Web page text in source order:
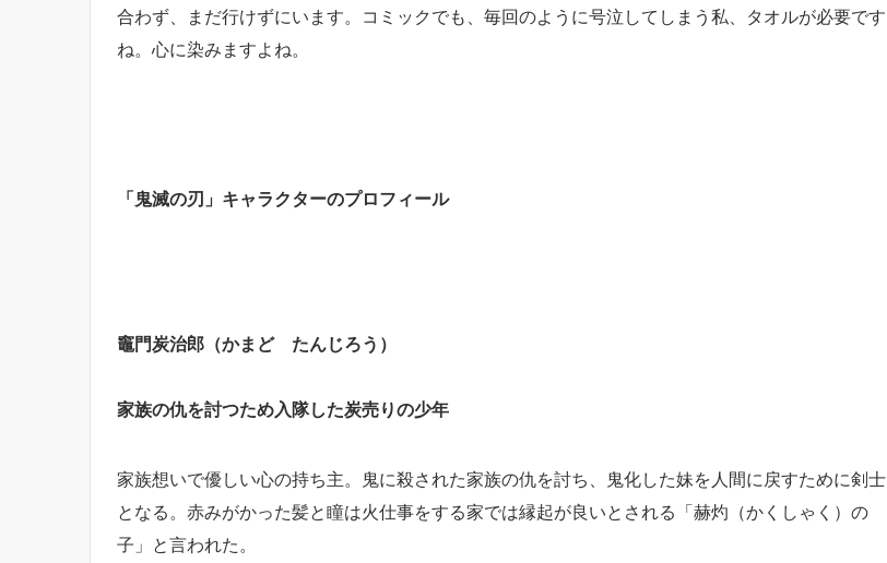
合わず、まだ行けずにいます。コミックでも、毎回のように号泣してしまう私、タオルが必要です
ね。心に染みますよね。
「鬼滅の刃」キャラクターのプロフィール
竈門炭治郎（かまど たんじろう）
家族の仇を討つため入隊した炭売りの少年
家族想いで優しい心の持ち主。鬼に殺された家族の仇を討ち、鬼化した妹を人間に戻すために剣士
となる。赤みがかった髪と瞳は火仕事をする家では縁起が良いとされる「赫灼（かくしゃく）の
子」と言われた。